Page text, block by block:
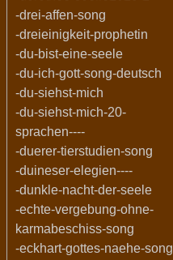
-drei-affen-song
-dreieinigkeit-prophetin
-du-bist-eine-seele
-du-ich-gott-song-deutsch
-du-siehst-mich
-du-siehst-mich-20-
sprachen----
-duerer-tierstudien-song
-duineser-elegien----
-dunkle-nacht-der-seele
-echte-vergebung-ohne-
karmabeschiss-song
-eckhart-gottes-naehe-song